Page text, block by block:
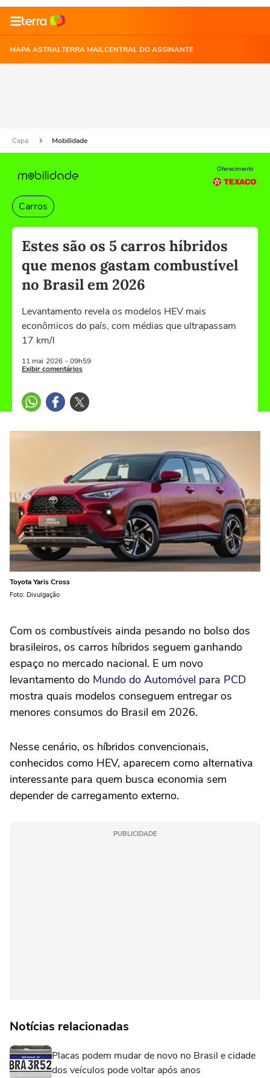
MAPA ASTRALTERRA MAILCENTRAL DO ASSINANTE
Capa Mobilidade
Oferecimento
Carros
Estes são os 5 carros híbridos
que menos gastam combustível
no Brasil em 2026
Levantamento revela os modelos HEV mais
econômicos do país, com médias que ultrapassam
17 km/l
11 mai 2026 - 09h59
Exibir comentários
Toyota Yaris Cross
Foto: Divulgação
Com os combustíveis ainda pesando no bolso dos
brasileiros, os carros híbridos seguem ganhando
espaço no mercado nacional. E um novo
levantamento do Mundo do Automóvel para PCD
mostra quais modelos conseguem entregar os
menores consumos do Brasil em 2026.
Nesse cenário, os híbridos convencionais,
conhecidos como HEV, aparecem como alternativa
interessante para quem busca economia sem
depender de carregamento externo.
PUBLICIDADE
Notícias relacionadas
Placas podem mudar de novo no Brasil e cidade
dos veículos pode voltar após anos